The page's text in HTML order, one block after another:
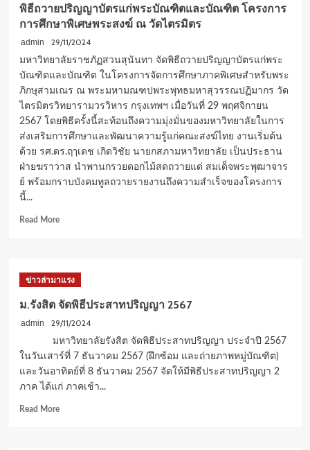
จัด
งาน”การ
เผย
สำเร็จ
และ
จับ
คู่
ธุรกิจ”
ระดับ
ผลิตภัณฑ์
อาหาร
นวัตกรรม
พิธีถวายปริญญาบัตรแก่พระบัณฑิตและบัณฑิต โครงการ
การศึกษาพิเศษพระสงฆ์ ณ วัดไตรมิตร
admin 29/11/2024
มหาวิทยาลัยราชภัฏสวนสุนันทา จัดพิธีถวายปริญญาบัตรแก่พระ
บัณฑิตและบัณฑิต ในโครงการจัดการศึกษาภาคพิเศษสำหรับพระ
ภิกษุสามเณร ณ พระมหามณฑปพระพุทธมหาสุวรรณปฏิมากร วัด
ไตรมิตรวิทยารามวรวิหาร กรุงเทพฯ เมื่อวันที่ 29 พฤศจิกายน
2567 โดยพิธีครั้งนี้สะท้อนถึงความมุ่งมั่นของมหาวิทยาลัยในการ
ส่งเสริมการศึกษาและพัฒนาความรู้แก่คณะสงฆ์ไทย งานเริ่มต้น
ด้วย รศ.ดร.ฤๅเดช เกิดวิชัย นายกสภามหาวิทยาลัย เป็นประธาน
ฝ่ายฆราวาส นำพานกรวยดอกไม้สดถวายแด่ สมเด็จพระพุฒาจาร
ย์ พร้อมกราบบังคมทูลถวายรายงานถึงความสำเร็จของโครงการ
นี้...
Read MoreRead
ปริญญา
แก่
พระ
บัณฑิต
และ
โครงการ
การ
ข่าวล่ามาแรง
ม.รังสิต จัดพิธีประสาทปริญญา 2567
admin 29/11/2024
มหาวิทยาลัยรังสิต จัดพิธีประสาทปริญญา ประจำปี 2567
ในวันเสาร์ที่ 7 ธันวาคม 2567 (ฝึกซ้อม และถ่ายภาพหมู่บัณฑิต)
และวันอาทิตย์ที่ 8 ธันวาคม 2567 จัดให้มีพิธีประสาทปริญญา 2
ภาค ได้แก่ ภาคเช้า...
Read MoreRead